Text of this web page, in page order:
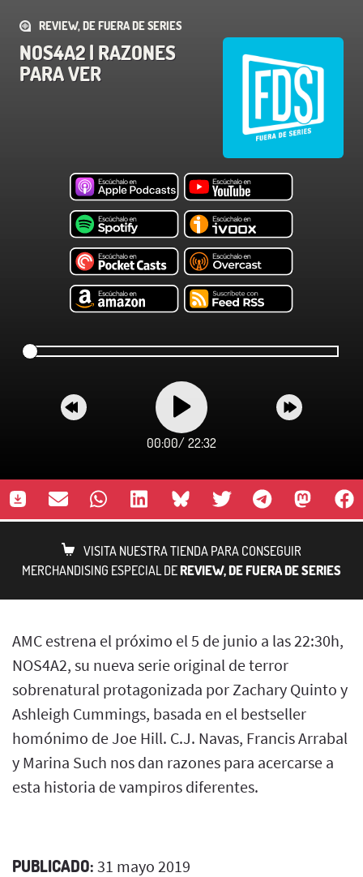
REVIEW, DE FUERA DE SERIES
NOS4A2 | RAZONES
PARA VER
00:00/ 22:32
VISITA NUESTRA TIENDA PARA CONSEGUIR
MERCHANDISING ESPECIAL DEREVIEW, DE FUERA DE SERIES
AMC estrena el próximo el 5 de junio a las 22:30h,
NOS4A2, su nueva serie original de terror
sobrenatural protagonizada por Zachary Quinto y
Ashleigh Cummings, basada en el bestseller
homónimo de Joe Hill. C.J. Navas, Francis Arrabal
y Marina Such nos dan razones para acercarse a
esta historia de vampiros diferentes.
PUBLICADO: 31 mayo 2019